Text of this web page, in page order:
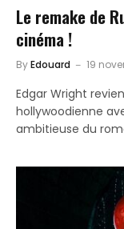
Le remake de
cinéma !
ByEdouard 19
Edgar Wright
hollywoodienne
ambitieuse du